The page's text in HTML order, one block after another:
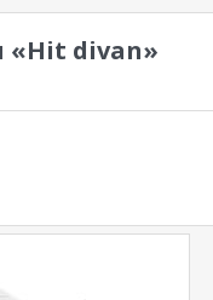
«Hit divan»